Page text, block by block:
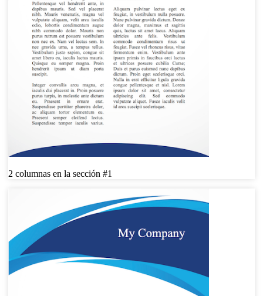
2 columnas en la sección #1